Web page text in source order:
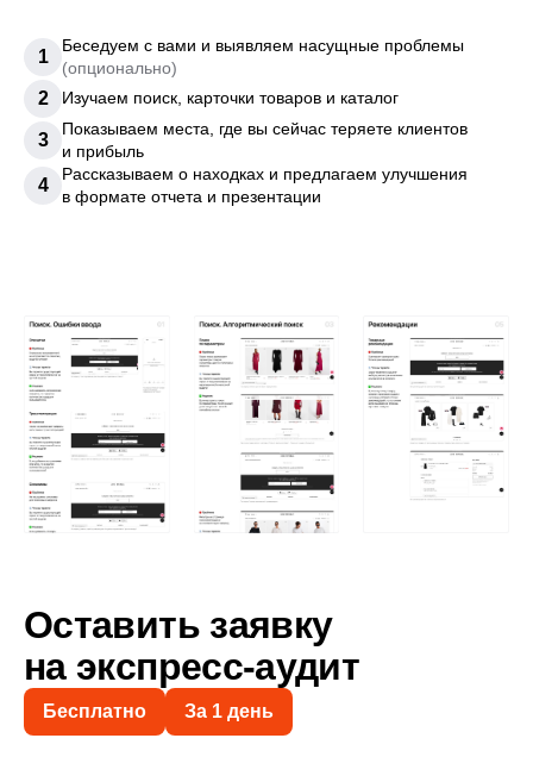
1
Беседуем с вами и выявляем насущные проблемы
(опционально)
2 Изучаем поиск, карточки товаров и каталог
3
Показываем места, где вы сейчас теряете клиентов
и прибыль
4
Рассказываем о находках и предлагаем улучшения
в формате отчета и презентации
Оставить заявку
на экспресс-аудит
Бесплатно За 1 день